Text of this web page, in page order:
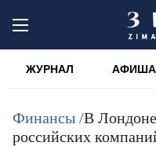
ЖУРНАЛ АФИША
Финансы /В
российских